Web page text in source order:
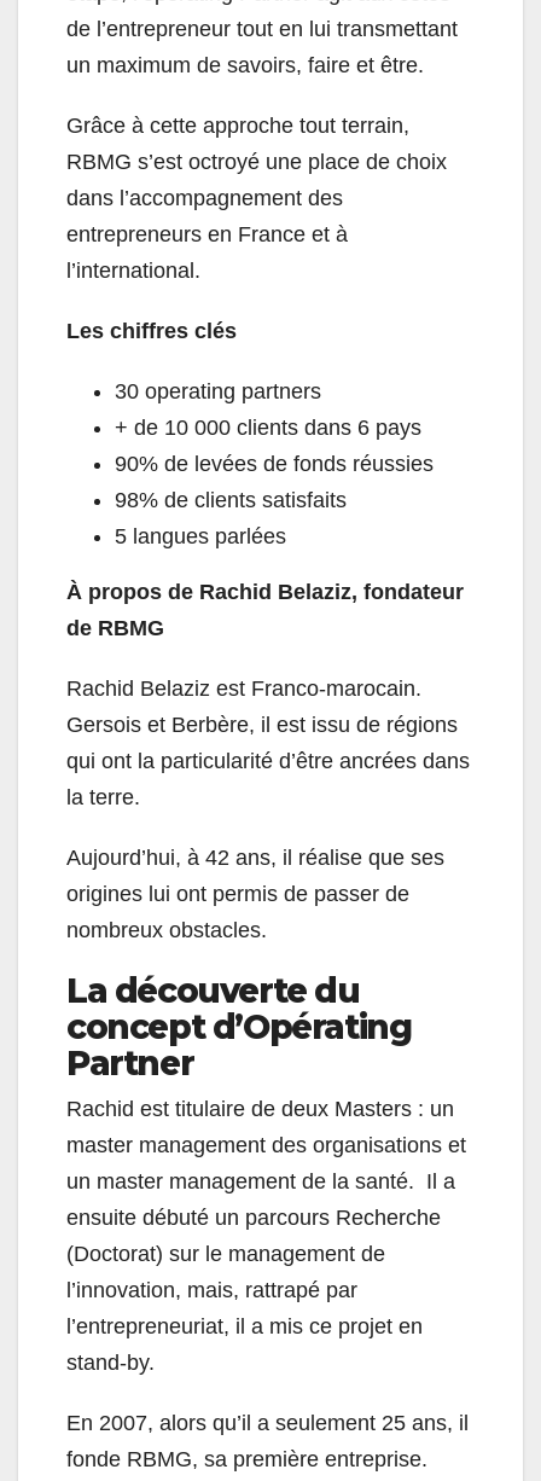
de l’entrepreneur tout en lui transmettant
un maximum de savoirs, faire et être.
Grâce à cette approche tout terrain,
RBMG s’est octroyé une place de choix
dans l’accompagnement des
entrepreneurs en France et à
l’international.
Les chiffres clés
30 operating partners
+ de 10 000 clients dans 6 pays
90% de levées de fonds réussies
98% de clients satisfaits
5 langues parlées
À propos de Rachid Belaziz, fondateur
de RBMG
Rachid Belaziz est Franco-marocain.
Gersois et Berbère, il est issu de régions
qui ont la particularité d’être ancrées dans
la terre.
Aujourd’hui, à 42 ans, il réalise que ses
origines lui ont permis de passer de
nombreux obstacles.
La découverte du
concept d’Opérating
Partner
Rachid est titulaire de deux Masters : un
master management des organisations et
un master management de la santé. Il a
ensuite débuté un parcours Recherche
(Doctorat) sur le management de
l’innovation, mais, rattrapé par
l’entrepreneuriat, il a mis ce projet en
stand-by.
En 2007, alors qu’il a seulement 25 ans, il
fonde RBMG, sa première entreprise.